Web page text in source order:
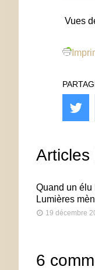
Vues
Articles
Quand un
Lumières
19 décembre
6